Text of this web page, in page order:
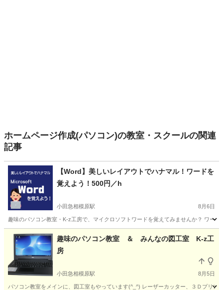
ホームページ作成(パソコン)の教室・スクールの関連
記事
【Word】美しいレイアウトでハナマル！ワードを
覚えよう！500円／h
小田急相模原駅 8月6日
趣味のパソコン教室・K-z工房で、マイクロソフトワードを覚えてみませんか？ ワー
神奈川 相模原市 小田急相模原駅 ワード チラシ
趣味のパソコン教室 ＆ みんなの図工室 K-z工
房
小田急相模原駅 8月5日
パソコン教室をメインに、図工室もやっています(^_^) レーザーカッター、３Ｄプリ